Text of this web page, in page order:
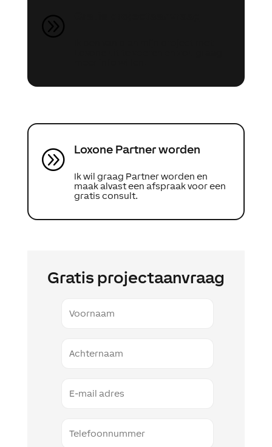
A Loxone Partner worden
Ik wil graag Partner worden en
maak alvast een afspraak voor een
gratis consult.
Gratis projectaanvraag